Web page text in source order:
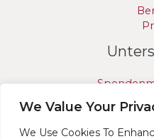
We Value Your
We Use Cookies To